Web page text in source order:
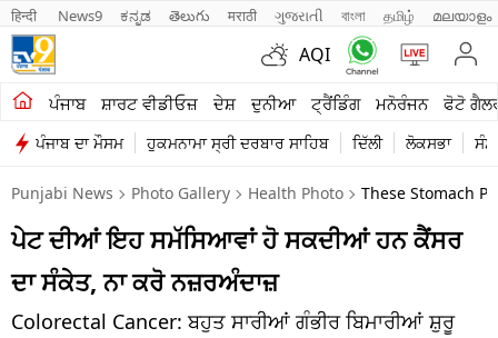
हिन्दी News9 ಕನ್ನಡ తెలుగు मराठी ગુજરાતી বাংলা தமிழ் മലയാളം
AQI
ਪੰਜਾਬ ਸ਼ਾਰਟ ਵੀਡੀਓਜ਼ ਦੇਸ਼ ਦੁਨੀਆ ਟ੍ਰੈਂਡਿੰਗ ਮਨੋਰੰਜਨ ਫੋਟੋ
ਪੰਜਾਬ ਦਾ ਮੌਸਮ ਹੁਕਮਨਾਮਾ ਸ੍ਰੀ ਦਰਬਾਰ ਸਾਹਿਬ ਦਿੱਲੀ ਲੋਕਸਭਾ
ਖੇਤੀਬਾੜੀ
ਸ਼ਾਰਟ ਵੀਡੀਓਜ਼
ਕਾਰੋਬਾਰ
ਕਰਿਅਰ
Punjabi News Photo Gallery Health Photo These Stomach
ਪੇਟ ਦੀਆਂ ਇਹ ਸਮੱਸਿਆਵਾਂ ਹੋ ਸਕਦੀਆਂ ਹਨ ਕੈਂਸਰ
ਦਾ ਸੰਕੇਤ, ਨਾ ਕਰੋ ਨਜ਼ਰਅੰਦਾਜ਼
Colorectal Cancer: ਬਹੁਤ ਸਾਰੀਆਂ ਗੰਭੀਰ ਬਿਮਾਰੀਆਂ ਸ਼ੁਰੂ